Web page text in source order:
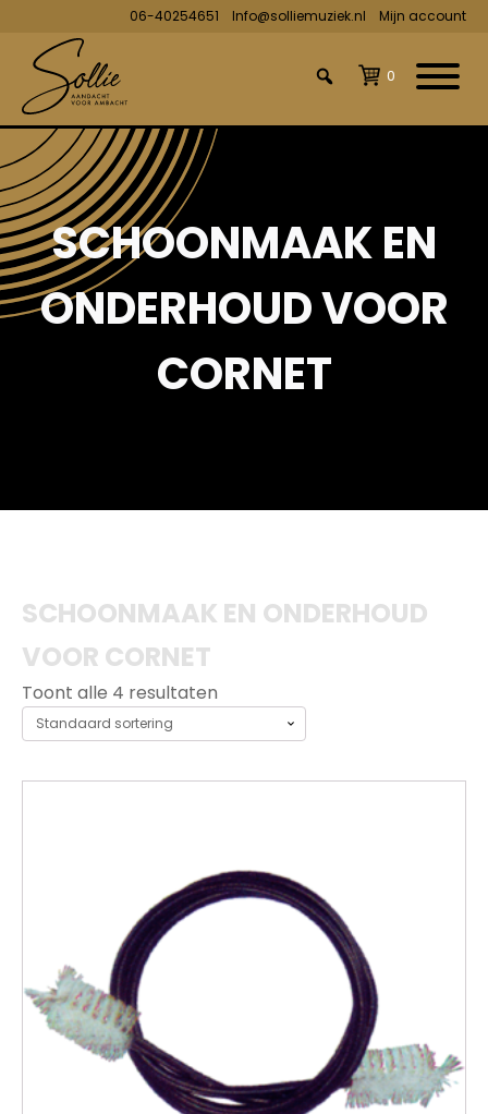
06-40254651 Info@solliemuziek.nl Mijn account
0
SCHOONMAAK EN
ONDERHOUD VOOR
CORNET
SCHOONMAAK EN ONDERHOUD
VOOR CORNET
Toont alle 4 resultaten